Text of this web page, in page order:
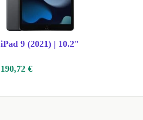
iPad 9 (2021) | 10.2"
190,72 €